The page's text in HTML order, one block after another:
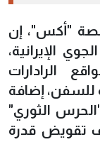
"أكس"، إن
الإيرانية،
الرادارات
للسفن، إضافة
لـ"الحرس الثوري"
تقويض قدرة